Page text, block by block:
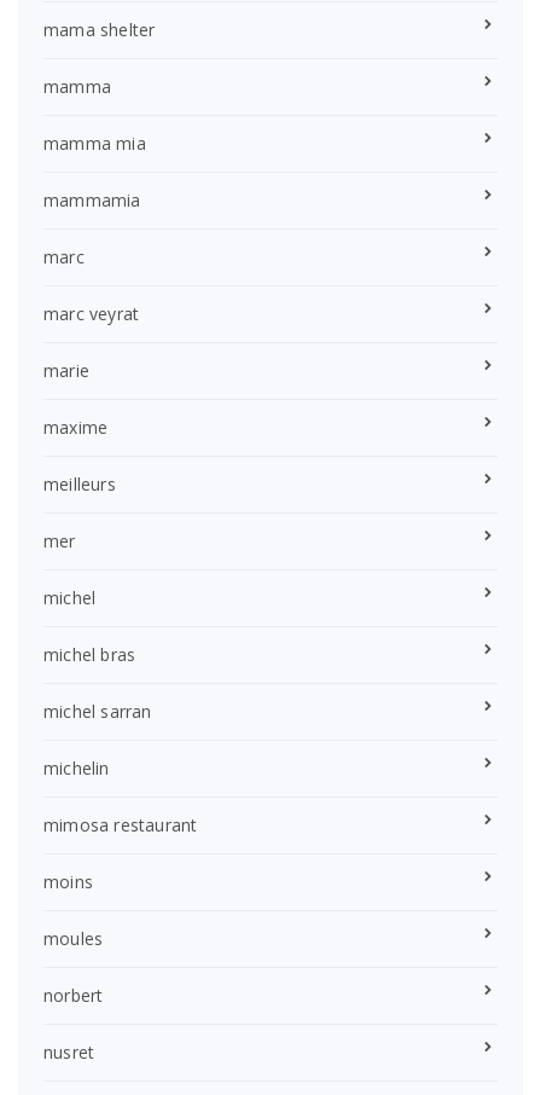
mama shelter
mamma
mamma mia
mammamia
marc
marc veyrat
marie
maxime
meilleurs
mer
michel
michel bras
michel sarran
michelin
mimosa restaurant
moins
moules
norbert
nusret